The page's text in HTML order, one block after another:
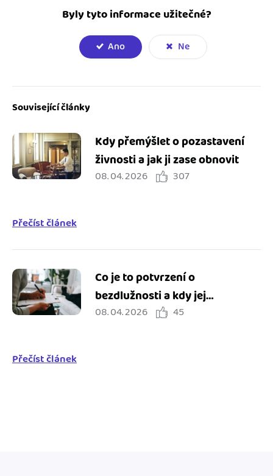
Byly tyto informace užitečné?
Ano Ne
Související články
Kdy přemýšlet o pozastavení
živnosti a jak ji zase obnovit
08. 04. 2026 307
Přečíst článek
Co je to potvrzení o
bezdlužnosti a kdy jej
potřebuji?
08. 04. 2026 45
Přečíst článek